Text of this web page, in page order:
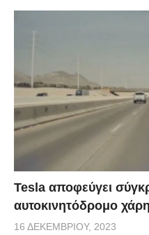
Tesla αποφεύγει
αυτοκινητόδρομο
16 ΔΕΚΕΜΒΡΊΟΥ, 2023